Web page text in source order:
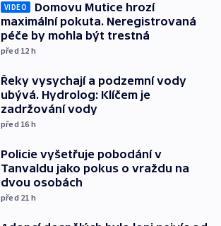
VIDEO
Domovu Mutice hrozí
maximální pokuta. Neregistrovaná
péče by mohla být trestná
před 12 h
Řeky vysychají a podzemní vody
ubývá. Hydrolog: Klíčem je
zadržování vody
před 16 h
Policie vyšetřuje pobodání v
Tanvaldu jako pokus o vraždu na
dvou osobách
před 21 h